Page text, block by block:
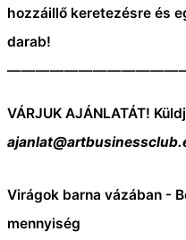
hozzáillő keretezésre és
darab!
VÁRJUK AJÁNLATÁT!
Virágok barna vázában -
mennyiség